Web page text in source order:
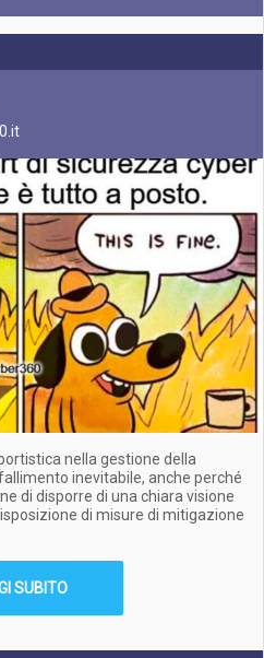
nella gestione della
inevitabile, anche perché
di disporre di una chiara visione
di misure di mitigazione
SUBITO